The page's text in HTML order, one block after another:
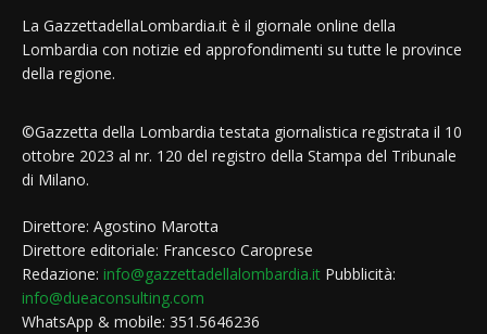
La GazzettadellaLombardia.it è il giornale online della
Lombardia con notizie ed approfondimenti su tutte le province
della regione.
©Gazzetta della Lombardia testata giornalistica registrata il 10
ottobre 2023 al nr. 120 del registro della Stampa del Tribunale
di Milano.
Direttore: Agostino Marotta
Direttore editoriale: Francesco Caroprese
Redazione: info@gazzettadellalombardia.it Pubblicità:
info@dueaconsulting.com
WhatsApp & mobile: 351.5646236